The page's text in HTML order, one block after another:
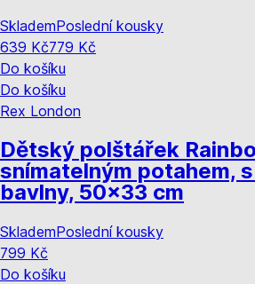
SklademPoslední kousky
639 Kč779 Kč
Do košíku
Do košíku
Rex London
Dětský polštářek
snímatelným potahem,
bavlny, 50x33 cm
SklademPoslední kousky
799 Kč
Do košíku